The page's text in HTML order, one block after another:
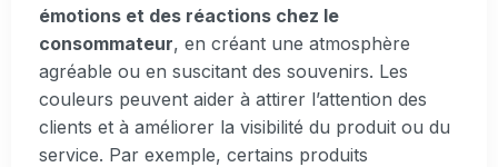
émotions et des réactions chez le
consommateur, en créant une atmosphère
agréable ou en suscitant des souvenirs. Les
couleurs peuvent aider à attirer l’attention des
clients et à améliorer la visibilité du produit ou du
service. Par exemple, certains produits